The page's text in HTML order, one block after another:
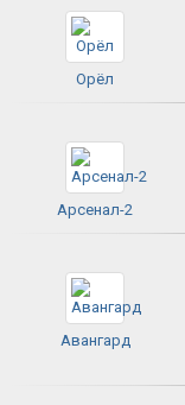
Орёл
Арсенал-2
Авангард